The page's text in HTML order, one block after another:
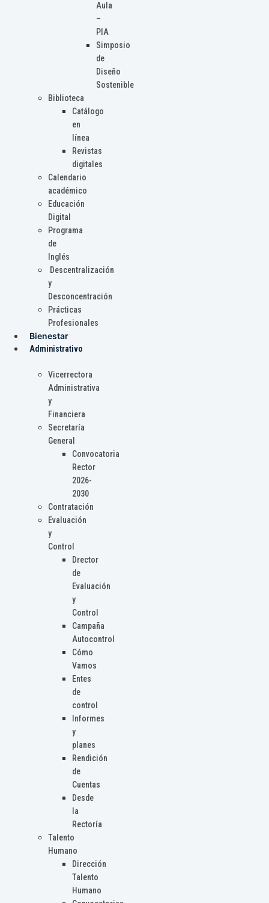
Aula
–
PIA
Simposio
de
Diseño
Sostenible
Biblioteca
Catálogo
en
línea
Revistas
digitales
Calendario
académico
Educación
Digital
Programa
de
Inglés
Descentralización
y
Desconcentración
Prácticas
Profesionales
Bienestar
Administrativo
Vicerrectora
Administrativa
y
Financiera
Secretaría
General
Convocatoria
Rector
2026-
2030
Contratación
Evaluación
y
Control
Drector
de
Evaluación
y
Control
Campaña
Autocontrol
Cómo
Vamos
Entes
de
control
Informes
y
planes
Rendición
de
Cuentas
Desde
la
Rectoría
Talento
Humano
Dirección
Talento
Humano